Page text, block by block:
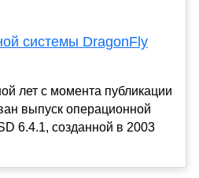
системы DragonFly
лет с момента публикации
выпуск операционной
6.4.1, созданной в 2003